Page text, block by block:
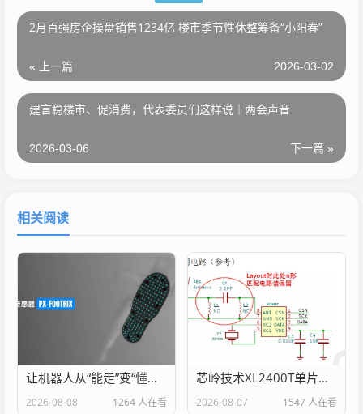
2月百强房企操盘销售1234亿 楼市季节性休整筹备“小阳春”
« 上一篇 2026-03-02
建言稳楼市、促消费，代表委员们这样说｜两会声音
下一篇 »
2026-03-06
相关阅读
让机器人从“能走”变“懂走”，打破感知盲区！全球首个足底多维触觉传感器究竟藏着什么黑科技？
2026-08-08 1264 人在看
芯岭技术XL2400T单片无线收发芯片的特点和应用
2026-08-07 1547 人在看